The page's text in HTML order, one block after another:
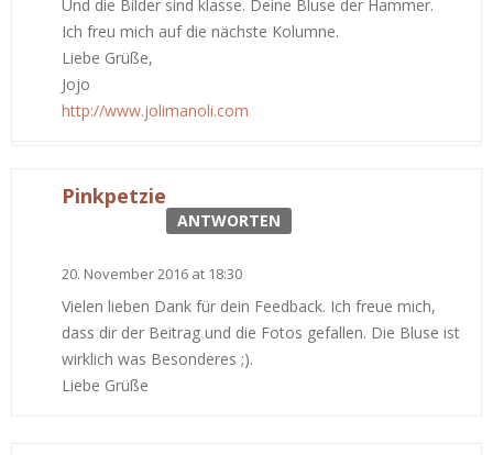
Und die Bilder sind klasse. Deine Bluse der Hammer.
Ich freu mich auf die nächste Kolumne.
Liebe Grüße,
Jojo
http://www.jolimanoli.com
Pinkpetzie
ANTWORTEN
20. November 2016 at 18:30
Vielen lieben Dank für dein Feedback. Ich freue mich,
dass dir der Beitrag und die Fotos gefallen. Die Bluse ist
wirklich was Besonderes ;).
Liebe Grüße